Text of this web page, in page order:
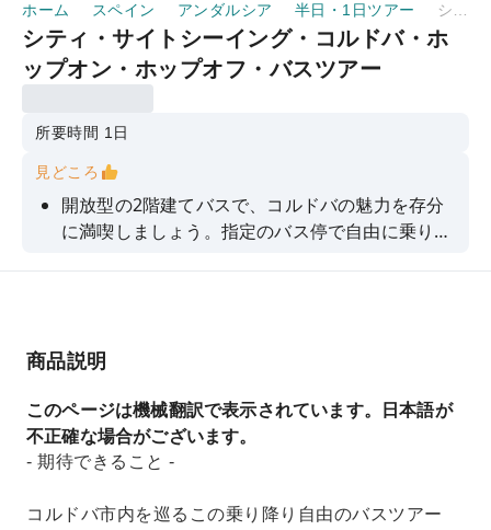
ホーム スペイン アンダルシア 半日・1日ツアー
シティ・サイトシーイング・コルドバ・ホ
ップオン・ホップオフ・バスツアー
所要時間 1日
見どころ
開放型の2階建てバスで、コルドバの魅力を存分
に満喫しましょう。指定のバス停で自由に乗り降
商品説明
このページは機械翻訳で表示されています。日本語が
不正確な場合がございます。
- 期待できること -
コルドバ市内を巡るこの乗り降り自由のバスツアー